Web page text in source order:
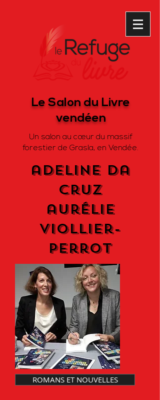
Le Salon du Livre
vendéen
Un salon au cœur du massif
forestier de Grasla, en Vendée.
adeline da
cruz
aurélie
viollier-
perrot
ROMANS ET NOUVELLES